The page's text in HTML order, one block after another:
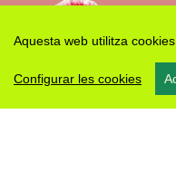
Aquesta web utilitza
Configurar les cookies